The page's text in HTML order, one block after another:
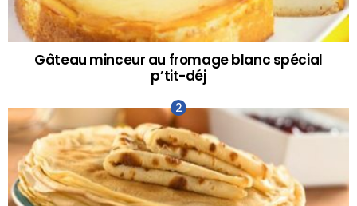
Gâteau minceur au fromage blanc spécial
p’tit-déj